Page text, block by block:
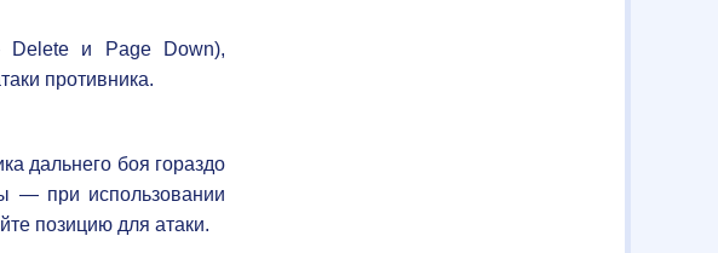
Delete и Page Down),
противника.
дальнего боя гораздо
— при использовании
позицию для атаки.